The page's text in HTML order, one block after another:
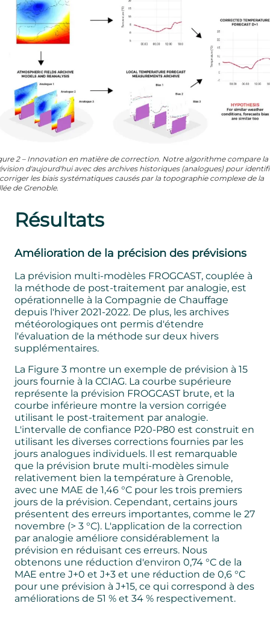
2 – Innovation en matière de correction. Notre algorithme compare la
d'aujourd'hui avec des archives historiques (analogues) pour
les biais systématiques causés par la topographie complexe de la
de Grenoble.
Résultats
Amélioration de la précision des prévisions
La prévision multi-modèles FROGCAST, couplée à
la méthode de post-traitement par analogie, est
opérationnelle à la Compagnie de Chauffage
depuis l'hiver 2021-2022. De plus, les archives
météorologiques ont permis d'étendre
l'évaluation de la méthode sur deux hivers
supplémentaires.
La Figure 3 montre un exemple de prévision à 15
jours fournie à la CCIAG. La courbe supérieure
représente la prévision FROGCAST brute, et la
courbe inférieure montre la version corrigée
utilisant le post-traitement par analogie.
L'intervalle de confiance P20-P80 est construit en
utilisant les diverses corrections fournies par les
jours analogues individuels. Il est remarquable
que la prévision brute multi-modèles simule
relativement bien la température à Grenoble,
avec une MAE de 1,46 °C pour les trois premiers
jours de la prévision. Cependant, certains jours
présentent des erreurs importantes, comme le 27
novembre (> 3 °C). L'application de la correction
par analogie améliore considérablement la
prévision en réduisant ces erreurs. Nous
obtenons une réduction d'environ 0,74 °C de la
MAE entre J+0 et J+3 et une réduction de 0,6 °C
pour une prévision à J+15, ce qui correspond à des
améliorations de 51 % et 34 % respectivement.